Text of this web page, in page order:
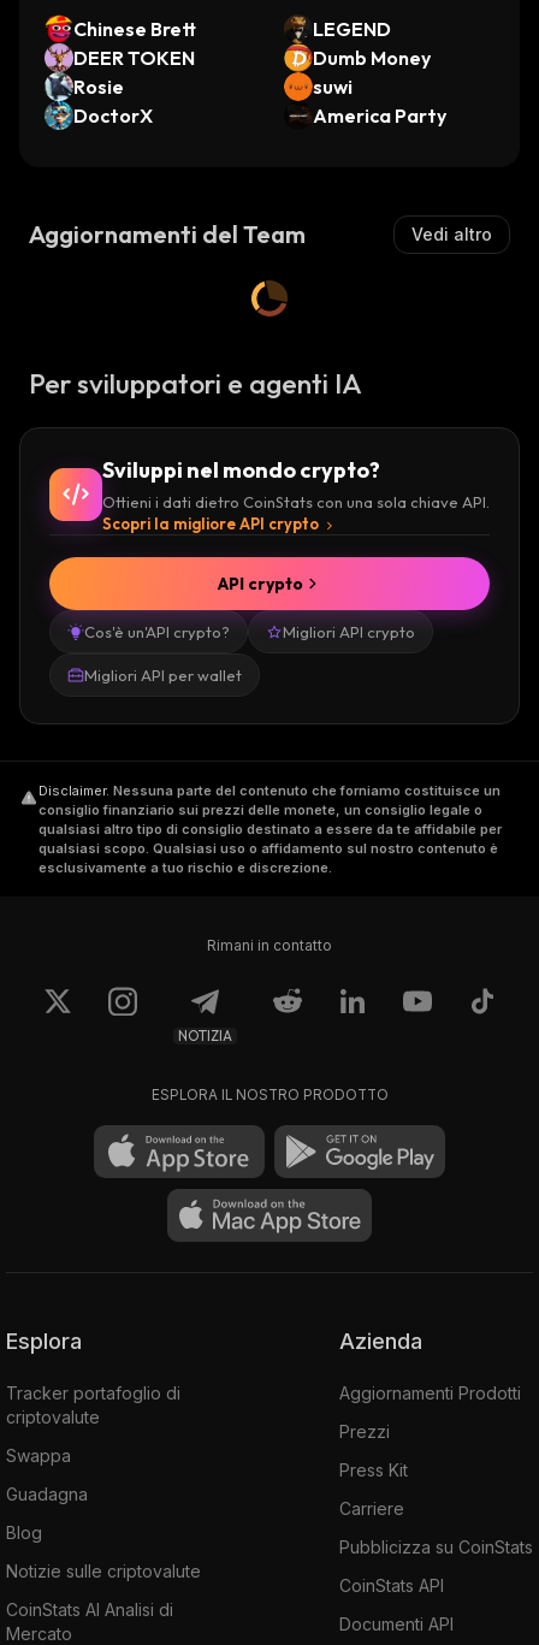
Chinese Brett
LEGEND
DEER TOKEN
Dumb Money
Rosie
suwi
DoctorX
America Party
Aggiornamenti del Team Vedi altro
Per sviluppatori e agenti IA
Sviluppi nel mondo crypto?
Ottieni i dati dietro CoinStats con una sola chiave API.
Scopri la migliore API crypto
Cos'è un'API crypto? Migliori API crypto
Migliori API per wallet
API crypto
Disclaimer. Nessuna parte del contenuto che forniamo costituisce un
consiglio finanziario sui prezzi delle monete, un consiglio legale o
qualsiasi altro tipo di consiglio destinato a essere da te affidabile per
qualsiasi scopo. Qualsiasi uso o affidamento sul nostro contenuto è
esclusivamente a tuo rischio e discrezione.
Rimani in contatto
NOTIZIA
ESPLORA IL NOSTRO PRODOTTO
Esplora
Tracker portafoglio di
criptovalute
Swappa
Guadagna
Blog
Notizie sulle criptovalute
CoinStats AI Analisi di
Mercato
Azienda
Aggiornamenti Prodotti
Prezzi
Press Kit
Carriere
Pubblicizza su CoinStats
CoinStats API
Documenti API